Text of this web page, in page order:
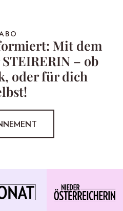
Mit dem
– ob
oder für dich